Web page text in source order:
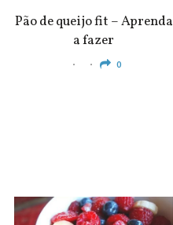
Pão de queijo fit – Aprenda
a fazer
0